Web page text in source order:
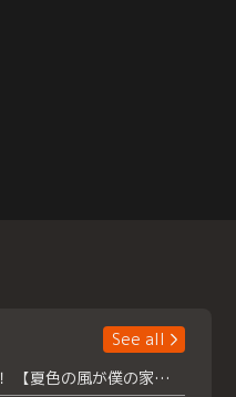
See all
浮所飛貴主演！ 【夏色の風が僕の家にやってきた】 本日よりテラサで独占配信スタート！